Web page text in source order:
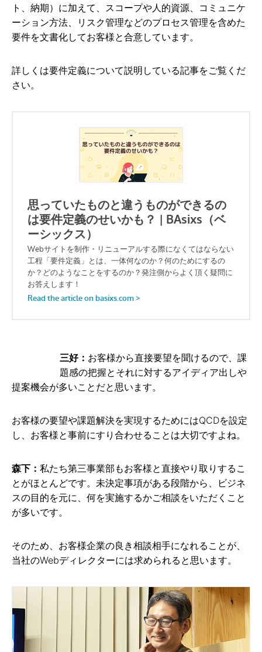
ト、納期）に加えて、スコープや人的資源、コミュニケ
ーション方法、リスク管理などのプロセス管理を含めた
要件を文書化してお客様と合意しています。
詳しくは要件定義について説明している記事をご覧くだ
さい。
三好： お客様から直接要望を聞けるので、課
題感の把握とそれに対するアイディア出しや
提案機会が多いことだと思います。
お客様の要望や課題解決を実現するためにはQCDを設定
し、お客様と事前にすり合わせることは大切ですよね。
森下： 私たち第三事業部もお客様と直接やり取りするこ
とがほとんどです。未決定事項がある段階から、ビジネ
スの目的を元に、何を実施するかご相談をいただくこと
が多いです。
そのため、お客様企業の良き相談相手になれることが、
当社のWebディレクターには求められると思います。